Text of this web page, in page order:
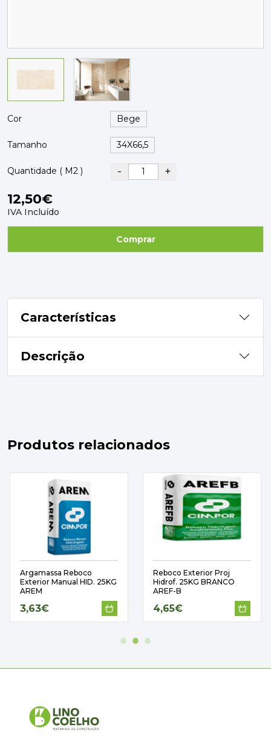
DYRUP
SKIL
Cor
Tamanho
Quantidade ( M2 ) - +
12,50€
IVA Incluído
Comprar
Características
Descrição
Produtos relacionados
Argamassa Reboco
Exterior Manual HID. 25KG
AREM
3,63€
Reboco Exterior Proj
Hidrof. 25KG BRANCO
AREF-B
4,65€